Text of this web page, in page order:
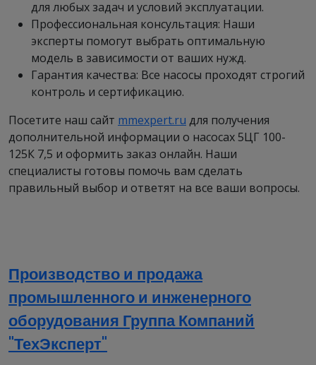
для любых задач и условий эксплуатации.
Профессиональная консультация: Наши
эксперты помогут выбрать оптимальную
модель в зависимости от ваших нужд.
Гарантия качества: Все насосы проходят строгий
контроль и сертификацию.
Посетите наш сайт mmexpert.ru для получения
дополнительной информации о насосах 5ЦГ 100-
125К 7,5 и оформить заказ онлайн. Наши
специалисты готовы помочь вам сделать
правильный выбор и ответят на все ваши вопросы.
Производство и продажа
промышленного и инженерного
оборудования Группа Компаний
"ТехЭксперт"